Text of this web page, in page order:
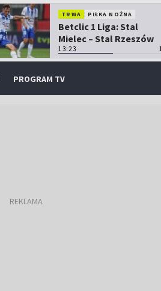
TRWA PIŁKA NOŻNA
Betclic 1 Liga: Stal
Mielec – Stal Rzeszów
13:23
PROGRAM TV